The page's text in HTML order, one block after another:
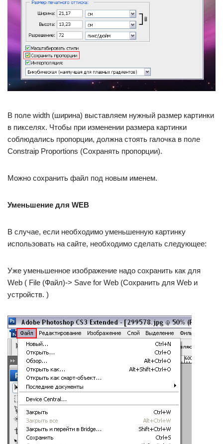
В поле width (ширина) выставляем нужный размер картинки
в пикселях. Чтобы при изменении размера картинки
соблюдались пропорции, должна стоять галочка в поле
Constraip Proportions (Сохранять пропорции).
Можно сохранить файл под новым именем.
Уменьшение для WEB
В случае, если необходимо уменьшенную картинку
использовать на сайте, необходимо сделать следующее:
Уже уменьшенное изображение надо сохранить как для
Web ( File (Файл)-> Save for Web (Сохранить для Web и
устройств. )